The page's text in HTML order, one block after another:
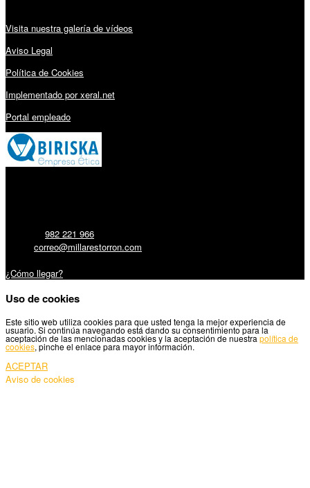
Visita nuestra galería de vídeos
Aviso Legal
Política de Cookies
Implementado por xeral.net
Portal empleado
982 221 966
correo@millarestorron.com
¿Cómo llegar?
Uso de cookies
Este sitio web utiliza cookies para que usted tenga la mejor experiencia de
usuario. Si continúa navegando está dando su consentimiento para la
aceptación de las mencionadas cookies y la aceptación de nuestra política de
cookies, pinche el enlace para mayor información.
ACEPTAR
Aviso de cookies